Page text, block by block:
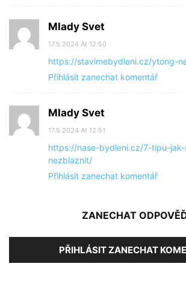
Mlady Svet
17.5.2024 At 12:50
https://stavimebydleni.cz/ytong-
Přihlásit zanechat komentář
Mlady Svet
17.5.2024 At 12:51
https://nase-bydleni.cz/7-tipu-
nezblaznit/
Přihlásit zanechat komentář
ZANECHAT
PŘIHLÁSIT ZANECHAT